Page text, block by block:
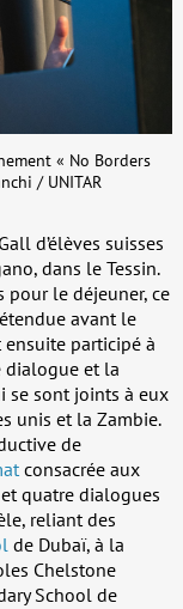
« No Borders
/ UNITAR
d’élèves suisses
dans le Tessin.
pour le déjeuner, ce
avant le
ensuite participé à
dialogue et la
se sont joints à eux
unis et la Zambie.
de
consacrée aux
quatre dialogues
reliant des
de Dubaï, à la
Chelstone
School de